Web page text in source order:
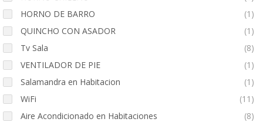
HORNO DE BARRO
(1)
QUINCHO CON ASADOR
(1)
Tv Sala
(8)
VENTILADOR DE PIE
(1)
Salamandra en Habitacion
(1)
WiFi
(11)
Aire Acondicionado en Habitaciones
(8)